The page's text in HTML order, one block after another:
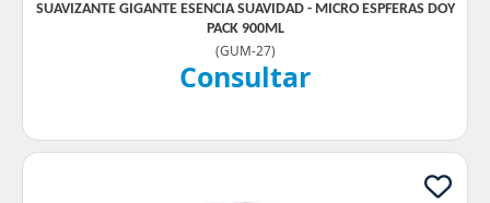
SUAVIZANTE GIGANTE ESENCIA SUAVIDAD - MICRO ESPFERAS DOY
PACK 900ML
(GUM-27)
Consultar